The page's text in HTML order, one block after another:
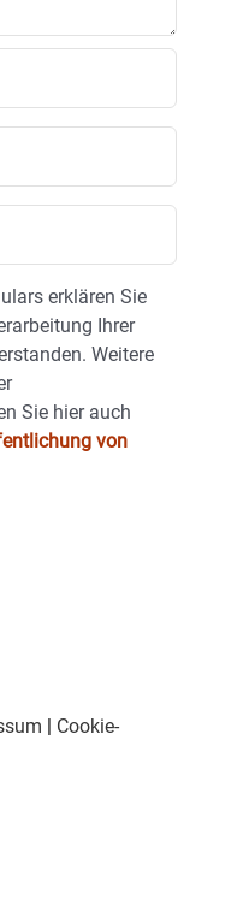
erklären Sie
Ihrer
Weitere
Sie hier auch
von
| Cookie-